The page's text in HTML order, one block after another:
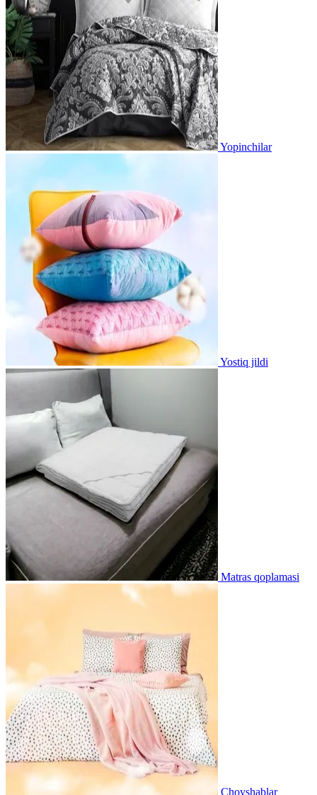
Yopinchilar
Yostiq jildi
Matras qoplamasi
Choyshablar